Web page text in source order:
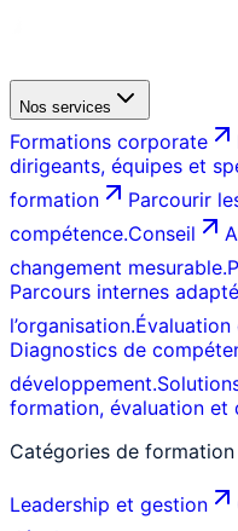
Nos services
Formations corporate
dirigeants, équipes et
formation
Parcourir
compétence.Conseil
changement mesurable.
Parcours internes
l’organisation.
Diagnostics de
développement.
formation, évaluation et
Catégories de formation
Leadership et gestion